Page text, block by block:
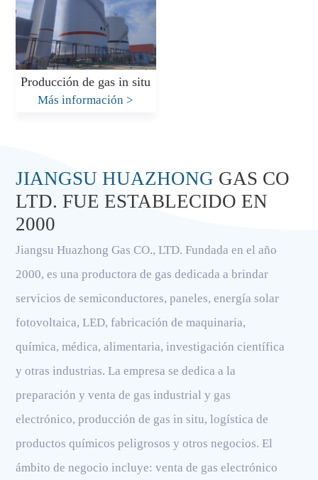
Producción de gas in situ
Más información>
JIANGSU HUAZHONG GAS CO
LTD. FUE ESTABLECIDO EN
2000
Jiangsu Huazhong Gas CO., LTD. Fundada en el año
2000, es una productora de gas dedicada a brindar
servicios de semiconductores, paneles, energía solar
fotovoltaica, LED, fabricación de maquinaria,
química, médica, alimentaria, investigación científica
y otras industrias. La empresa se dedica a la
preparación y venta de gas industrial y gas
electrónico, producción de gas in situ, logística de
productos químicos peligrosos y otros negocios. El
ámbito de negocio incluye: venta de gas electrónico